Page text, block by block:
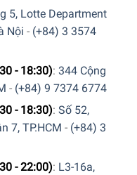
. Thiết kế6 kệ ở thân
điều chỉnh độ cao dễ
chia nhiều khu vực
theo thói quen của
5, Lotte Department
Nội - (+84) 3 3574
- 18:30): 344 Cộng
- (+84) 9 7374 6774
- 18:30): Số 52,
7, TP.HCM - (+84) 3
- 22:00): L3-16a,